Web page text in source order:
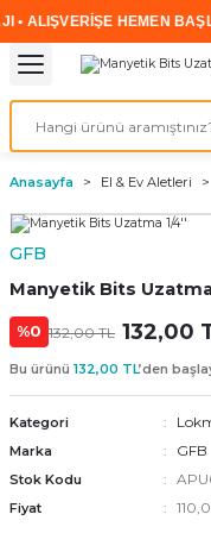
ALIŞVERİŞE HEMEN BAŞLA
Anasayfa
El & Ev Aletleri
GFB
Manyetik Bits
%0 132,00 TL 132,00
Bu ürünü 132,00 TL’den
Kategori
Marka GFB
Stok Kodu
Fiyat